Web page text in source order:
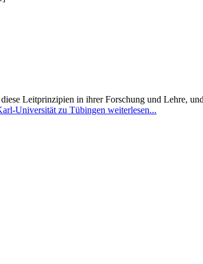
Leitprinzipien in ihrer Forschung und Lehre,
Universität zu Tübingen weiterlesen...